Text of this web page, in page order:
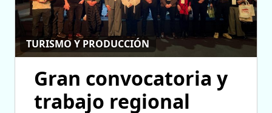
TURISMO Y PRODUCCIÓN
Gran convocatoria y
trabajo regional